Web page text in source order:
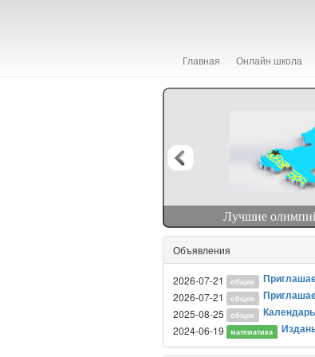
Главная Онлайн школа
Лучшие
Объявления
2026-07-21 общее
2026-07-21 общее
2025-08-25 общее
2024-06-19 математика